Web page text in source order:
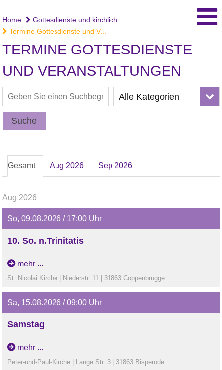
Home
Gottesdienste und kirchlich...
Termine Gottesdienste und V...
TERMINE GOTTESDIENSTE
UND VERANSTALTUNGEN
Alle Kategorien
Suche
Gesamt Aug 2026 Sep 2026
Aug 2026
So, 09.08.2026 / 17:00 Uhr
10. So. n.Trinitatis
Sommerkirche: Regionaler Gottesdienst in Coppenbrügge
mehr ...
St. Nicolai Kirche | Niederstr. 11 | 31863 Coppenbrügge
Sa, 15.08.2026 / 09:00 Uhr
Samstag
Einschulungsgottesdienst in Bisperode
mehr ...
Peter-und-Paul-Kirche | Lange Str. 3 | 31863 Bisperode